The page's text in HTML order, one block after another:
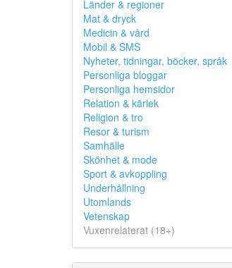
Länder & regioner
Mat & dryck
Medicin & vård
Mobil & SMS
Nyheter, tidningar, böcker, språk
Personliga bloggar
Personliga hemsidor
Relation & kärlek
Religion & tro
Resor & turism
Samhälle
Skönhet & mode
Sport & avkoppling
Underhållning
Utomlands
Vetenskap
Vuxenrelaterat (18+)